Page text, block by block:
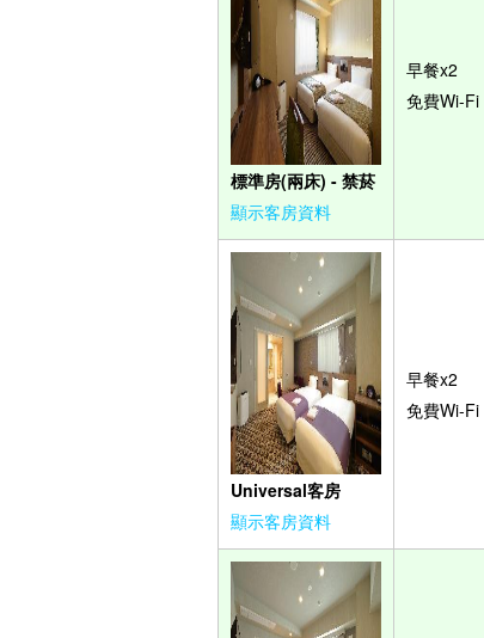
標準房(兩床) - 禁菸
顯示客房資料
早餐x2
免費Wi-Fi
Universal客房
顯示客房資料
早餐x2
免費Wi-Fi